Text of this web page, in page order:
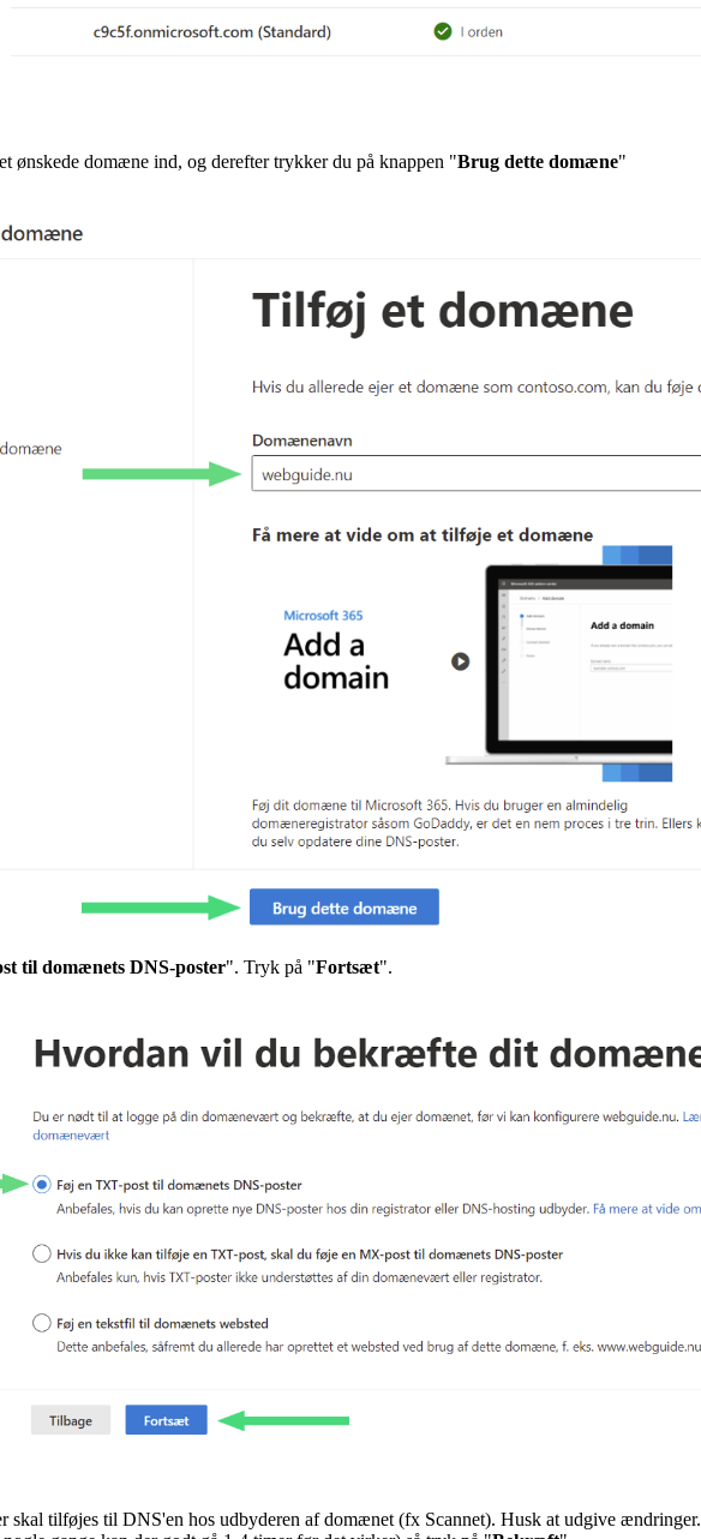
ønskede domæne ind, og derefter trykker du på knappen "Brug dette domæne"
til domænets DNS-poster". Tryk på "Fortsæt".
tilføjes til DNS'en hos udbyderen af domænet (fx Scannet). Husk at udgive ændringer.